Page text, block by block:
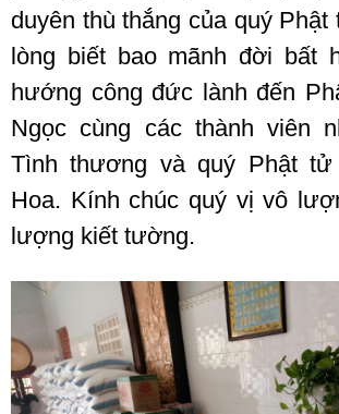
duyên thù thắng của quý Phật
lòng biết bao mãnh đời bất
hướng công đức lành đến
Ngọc cùng các thành viên
Tình thương và quý Phật
Hoa. Kính chúc quý vị vô
lượng kiết tường.